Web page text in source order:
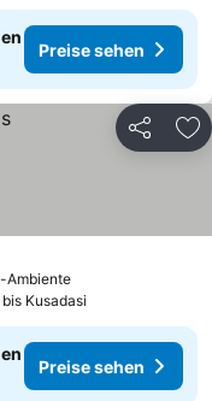
Preise sehen
Teilen
AmbientePreise sehen
Kusadasi
Preise sehen